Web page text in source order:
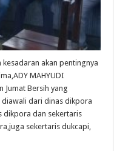
Umum
akan pentingnya
MAHYUDI
Jumat Bersih yang
dari dinas dikpora
dikpora dan sekertaris
sekertaris dukcapi,